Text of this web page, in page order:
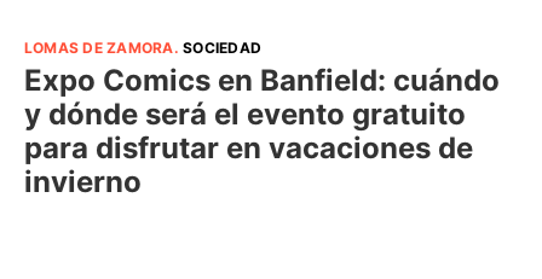
LOMAS DE ZAMORA.SOCIEDAD
Expo Comics en Banfield: cuándo
y dónde será el evento gratuito
para disfrutar en vacaciones de
invierno